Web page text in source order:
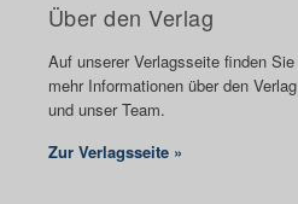
Über den Verlag
Auf unserer Verlagsseite finden Sie
mehr Informationen über den Verlag
und unser Team.
Zur Verlagsseite »